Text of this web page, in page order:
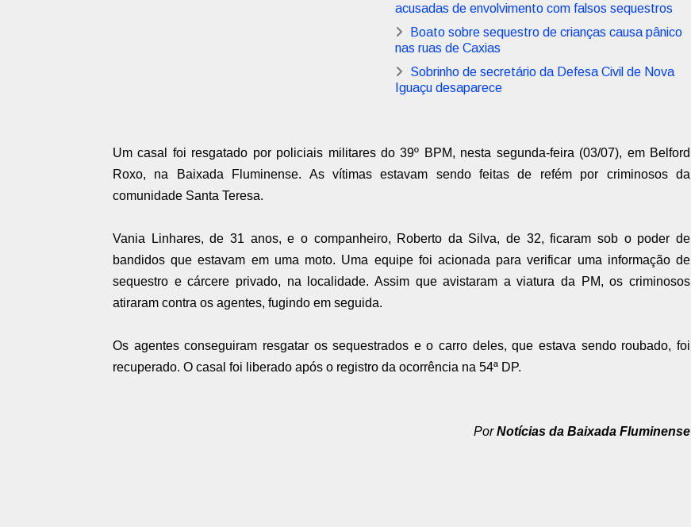
acusadas de envolvimento com falsos sequestros
Boato sobre sequestro de crianças causa pânico
nas ruas de Caxias
Sobrinho de secretário da Defesa Civil de Nova
Iguaçu desaparece
Um casal foi resgatado por policiais militares do 39º BPM, nesta segunda-feira (03/07), em Belford
Roxo, na Baixada Fluminense. As vítimas estavam sendo feitas de refém por criminosos da
comunidade Santa Teresa.
Vania Linhares, de 31 anos, e o companheiro, Roberto da Silva, de 32, ficaram sob o poder de
bandidos que estavam em uma moto. Uma equipe foi acionada para verificar uma informação de
sequestro e cárcere privado, na localidade. Assim que avistaram a viatura da PM, os criminosos
atiraram contra os agentes, fugindo em seguida.
Os agentes conseguiram resgatar os sequestrados e o carro deles, que estava sendo roubado, foi
recuperado. O casal foi liberado após o registro da ocorrência na 54ª DP.
PorNotícias da Baixada Fluminense